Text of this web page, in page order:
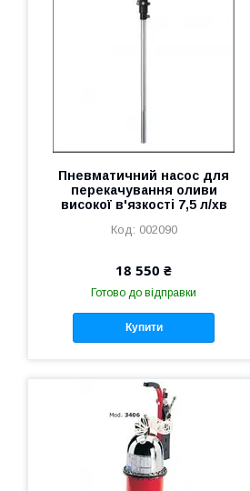
Пневматичний насос для
перекачування оливи
високої в'язкості 7,5 л/хв
002090
18 550 ₴
Готово до відправки
Купити